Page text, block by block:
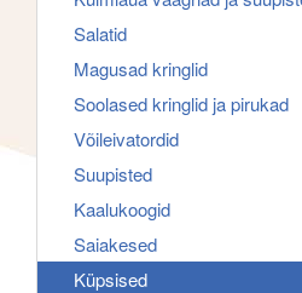
Salatid
Magusad kringlid
Soolased kringlid ja pirukad
Võileivatordid
Suupisted
Kaalukoogid
Saiakesed
Küpsised